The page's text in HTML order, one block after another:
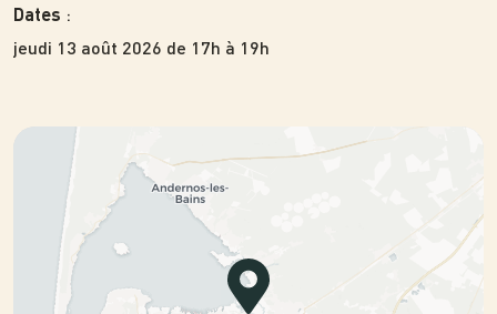
Dates :
jeudi 13 août 2026 de 17h à 19h